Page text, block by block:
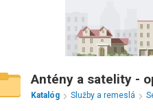
Antény a satelity -
Katalóg
Služby a remeslá